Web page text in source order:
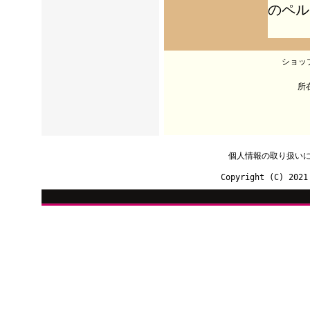
のペ
ショッ
所
個人情報の取り扱い
Copyright (C)